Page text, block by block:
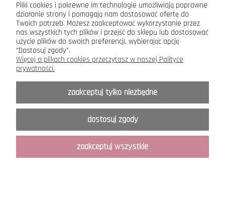
Maxsote.pl- Elegy theme - All rights reserved
Sklep internetowy Shoper.pl
Pliki cookies i pokrewne im technologie umożliwiają poprawne
działanie strony i pomagają nam dostosować ofertę do
Twoich potrzeb. Możesz zaakceptować wykorzystanie przez
nas wszystkich tych plików i przejść do sklepu lub dostosować
użycie plików do swoich preferencji, wybierając opcję
"Dostosuj zgody".
Więcej o plikach cookies przeczytasz w naszej Polityce
prywatności.
zaakceptuj tylko niezbędne
dostosuj zgody
zaakceptuj wszystkie